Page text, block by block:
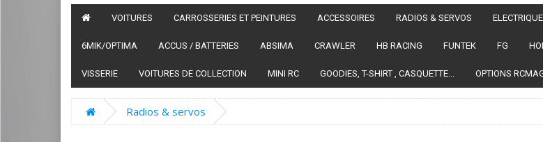
VOITURES CARROSSERIES ET PEINTURES ACCESSOIRES RADIOS & SERVOS ELECTRIQUE
6MIK/OPTIMA ACCUS / BATTERIES ABSIMA CRAWLER HB RACING FUNTEK FG
VISSERIE VOITURES DE COLLECTION MINI RC GOODIES, T-SHIRT , CASQUETTE... OPTIONS
Radios & servos